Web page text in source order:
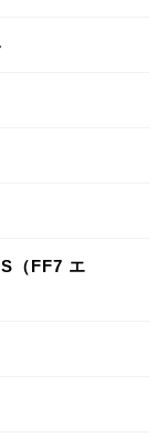
（FF7 エ